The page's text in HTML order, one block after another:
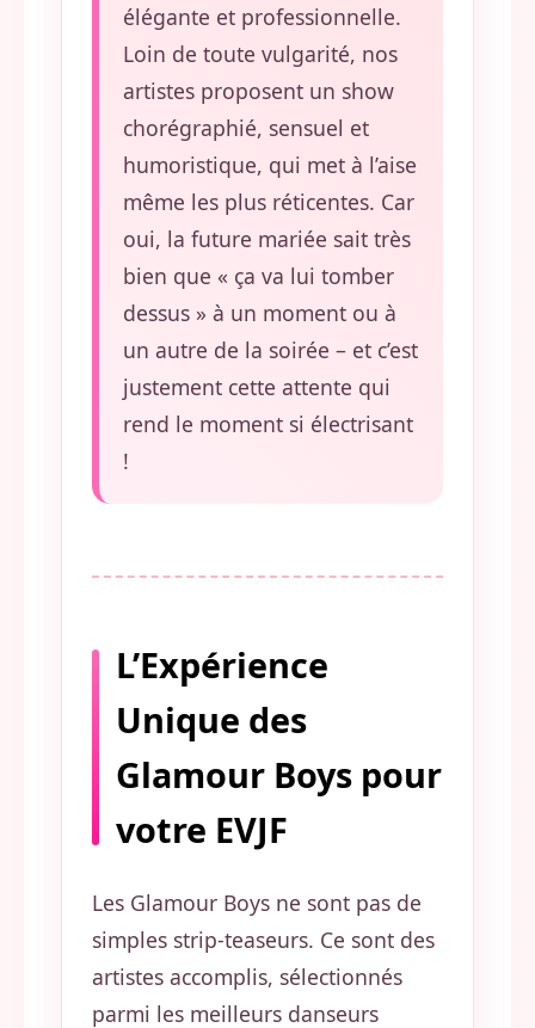
élégante et professionnelle.
Loin de toute vulgarité, nos
artistes proposent un show
chorégraphié, sensuel et
humoristique, qui met à l’aise
même les plus réticentes. Car
oui, la future mariée sait très
bien que « ça va lui tomber
dessus » à un moment ou à
un autre de la soirée – et c’est
justement cette attente qui
rend le moment si électrisant
!
L’Expérience
Unique des
Glamour Boys pour
votre EVJF
Les Glamour Boys ne sont pas de
simples strip-teaseurs. Ce sont des
artistes accomplis, sélectionnés
parmi les meilleurs danseurs